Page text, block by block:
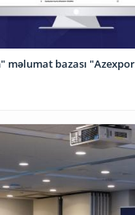
məlumat bazası